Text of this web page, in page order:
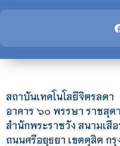
สถาบันเทคโนโลยีจิตรลดา
อาคาร ๖๐ พรรษา ราชสุด
สำนักพระราชวัง สนามเสื
ถนนศรีอยุธยา เขตดุสิต กรุ